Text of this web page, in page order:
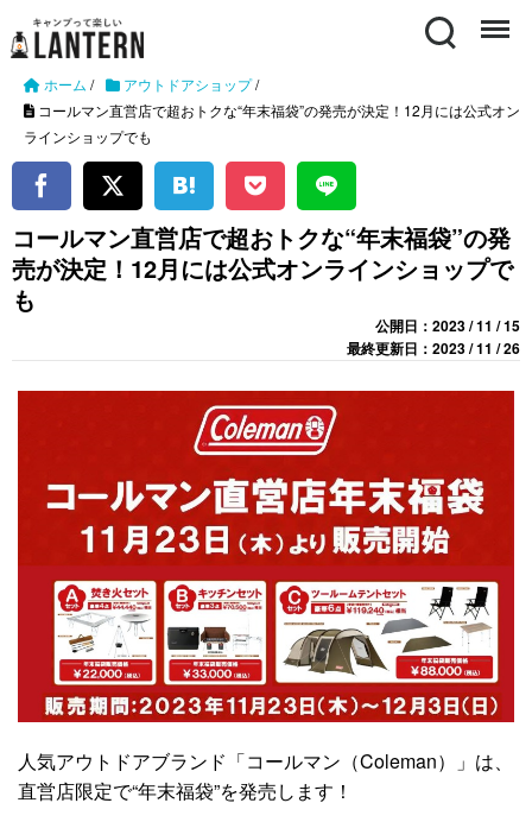
Search Menu
ホーム / アウトドアショップ/
コールマン直営店で超おトクな“年末福袋”の発売が決定！12月には公式オン
ラインショップでも
コールマン直営店で超おトクな“年末福袋”の発
売が決定！12月には公式オンラインショップで
も
公開日：2023 / 11 / 15
最終更新日：2023 / 11 / 26
人気アウトドアブランド「コールマン（Coleman）」は、
直営店限定で“年末福袋”を発売します！